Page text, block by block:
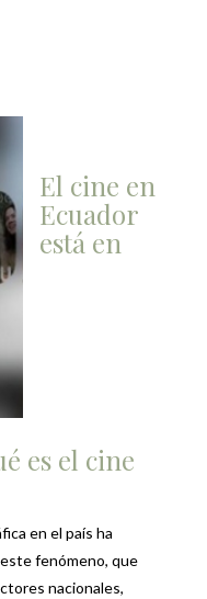
El cine en
Ecuador
está en
es el cine
en el país ha
fenómeno, que
nacionales,